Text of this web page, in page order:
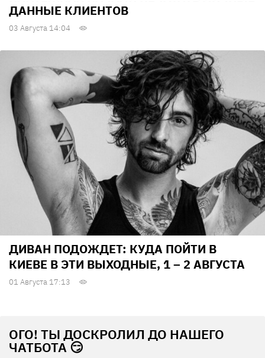
ДАННЫЕ КЛИЕНТОВ
03 Августа 14:04
ДИВАН ПОДОЖДЕТ: КУДА ПОЙТИ В
КИЕВЕ В ЭТИ ВЫХОДНЫЕ, 1 – 2 АВГУСТА
01 Августа 17:13
ОГО! ТЫ ДОСКРОЛИЛ ДО НАШЕГО
ЧАТБОТА 😏